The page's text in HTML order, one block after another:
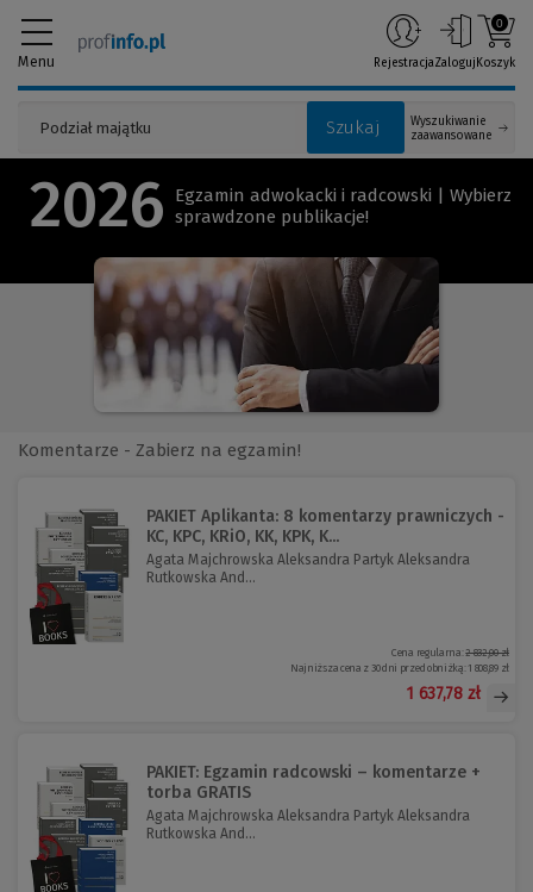
Menu
Szukaj
Wyszukiwanie
zaawansowane
RejestracjaZaloguj
0
Koszyk
2026
Egzamin adwokacki i radcowski | Wybierz
sprawdzone publikacje!
Komentarze - Zabierz na egzamin!
PAKIET Aplikanta: 8 komentarzy prawniczych -
KC, KPC, KRiO, KK, KPK, K...
Agata Majchrowska Aleksandra Partyk Aleksandra
Rutkowska And...
Cena regularna:2 832,00 zł
Najniższa cena z 30 dni przed obniżką:1 808,89 zł
1 637,78 zł
PAKIET: Egzamin radcowski – komentarze +
torba GRATIS
Agata Majchrowska Aleksandra Partyk Aleksandra
Rutkowska And...